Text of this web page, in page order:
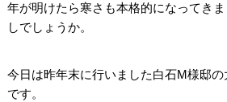
年が明けたら寒さも本格的になってき
しでしょうか。
今日は昨年末に行いました白石M様邸
です。